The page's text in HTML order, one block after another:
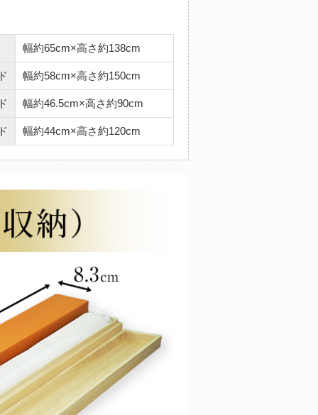
幅約65cm×高さ約138cm
幅約58cm×高さ約150cm
幅約46.5cm×高さ約90cm
幅約44cm×高さ約120cm